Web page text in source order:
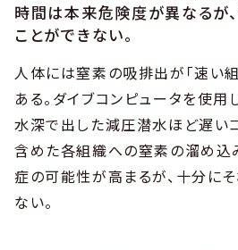
時間は本来危険度が異なるが
ことができない。
人体には窒素の吸排出が「速い組
ある。ダイブコンピュータを使用
水深で出した減圧潜水ほど遅い
含めた各組織への窒素の溜め込
症の可能性が高まるが、十分に
ない。